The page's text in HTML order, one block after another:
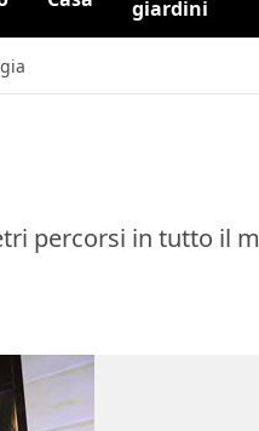
giardini
percorsi in tutto il